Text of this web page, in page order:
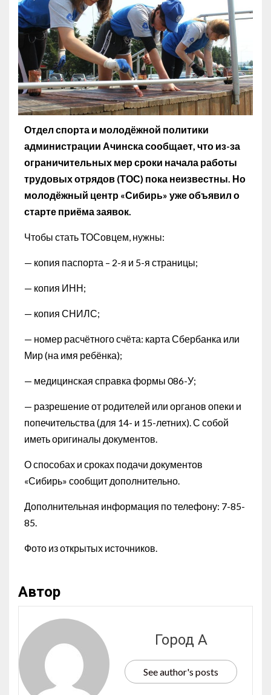
Отдел спорта и молодёжной политики
администрации Ачинска сообщает, что из-за
ограничительных мер сроки начала работы
трудовых отрядов (ТОС) пока неизвестны. Но
молодёжный центр «Сибирь» уже объявил о
старте приёма заявок.
Чтобы стать ТОСовцем, нужны:
— копия паспорта – 2-я и 5-я страницы;
— копия ИНН;
— копия СНИЛС;
— номер расчётного счёта: карта Сбербанка или
Мир (на имя ребёнка);
— медицинская справка формы 086-У;
— разрешение от родителей или органов опеки и
попечительства (для 14- и 15-летних). С собой
иметь оригиналы документов.
О способах и сроках подачи документов
«Сибирь» сообщит дополнительно.
Дополнительная информация по телефону: 7-85-
85.
Фото из открытых источников.
Автор
Город А
See author's posts